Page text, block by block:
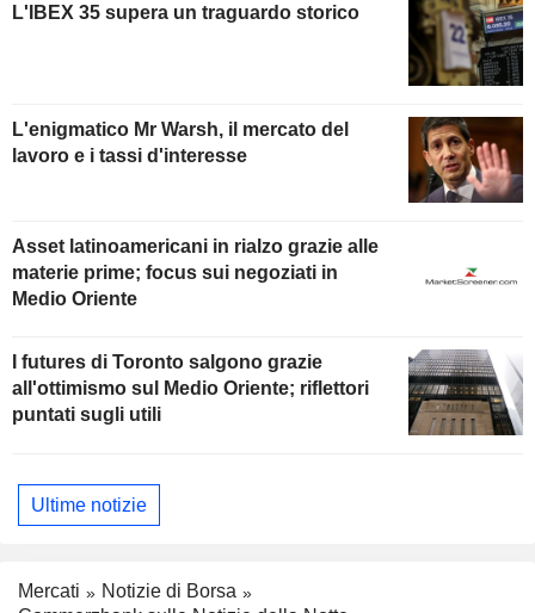
L'IBEX 35 supera un traguardo storico
L'enigmatico Mr Warsh, il mercato del
lavoro e i tassi d'interesse
Asset latinoamericani in rialzo grazie alle
materie prime; focus sui negoziati in
Medio Oriente
I futures di Toronto salgono grazie
all'ottimismo sul Medio Oriente; riflettori
puntati sugli utili
Ultime notizie
Mercati
Notizie di Borsa